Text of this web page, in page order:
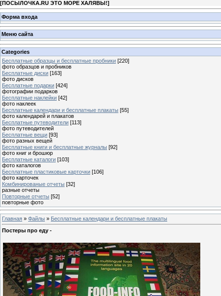
[ПОСЫЛОЧКА.RU ЭТО МОРЕ ХАЛЯВЫ!]
Форма входа
Меню сайта
Categories
Бесплатные образцы и бесплатные пробники [220]
фото образцов и пробников
Бесплатные диски [163]
фото дисков
Бесплатные подарки [424]
фотографии подарков
Бесплатные наклейки [42]
фото наклеек
Бесплатные календари и бесплатные плакаты [55]
фото календарей и плакатов
Бесплатные путеводители [113]
фото путеводителей
Бесплатные вещи [93]
фото разных вещей
Бесплатные книги и бесплатные журналы [92]
фото книг и брошюр
Бесплатные каталоги [103]
фото каталогов
Бесплатные пластиковые карточки [106]
фото карточек
Комбинированые отчеты [32]
разные отчеты
Повторные отчеты [52]
повторные фото
Главная » Файлы » Бесплатные календари и бесплатные плакаты
Постеры про еду -